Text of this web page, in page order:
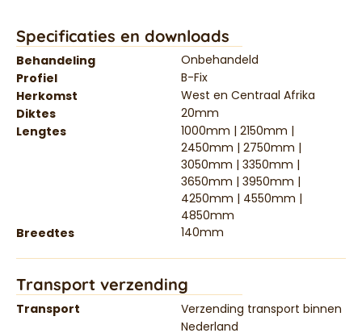
Specificaties en downloads
Behandeling
Onbehandeld
Profiel
B-Fix
Herkomst
West en Centraal Afrika
Diktes
20mm
Lengtes
1000mm | 2150mm |
2450mm | 2750mm |
3050mm | 3350mm |
3650mm | 3950mm |
4250mm | 4550mm |
4850mm
Breedtes
140mm
Transport verzending
Transport
Verzending transport binnen
Nederland